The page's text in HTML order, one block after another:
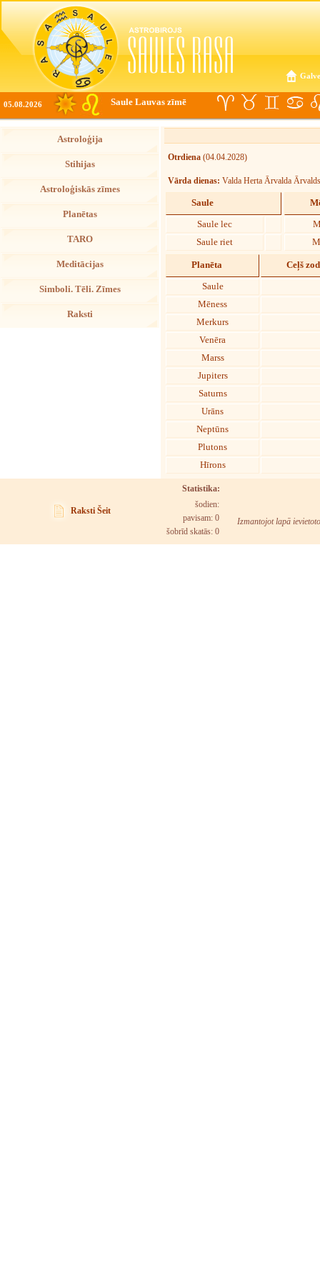
05.08.2026 Saule Lauvas zīmē
Astroloģija
Stihijas
Astroloģiskās zīmes
Planētas
TARO
Meditācijas
Simboli. Tēli. Zīmes
Raksti
Otrdiena (04.04.2028)
Vārda dienas: Valda Herta Ārvalda
Saule
Saule lec
Saule riet
Planēta Ceļš
Saule
Mēness
Merkurs
Venēra
Marss
Jupiters
Saturns
Urāns
Neptūns
Plutons
Hīrons
Raksti Šeit
Statistika:
šodien:
pavisam: 0
šobrīd skatās: 0
Izmantojot lapā